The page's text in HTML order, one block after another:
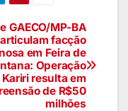
GAECO/MP-BA
facção
em Feira de
Operação
Kariri resulta em
de R$50
milhões